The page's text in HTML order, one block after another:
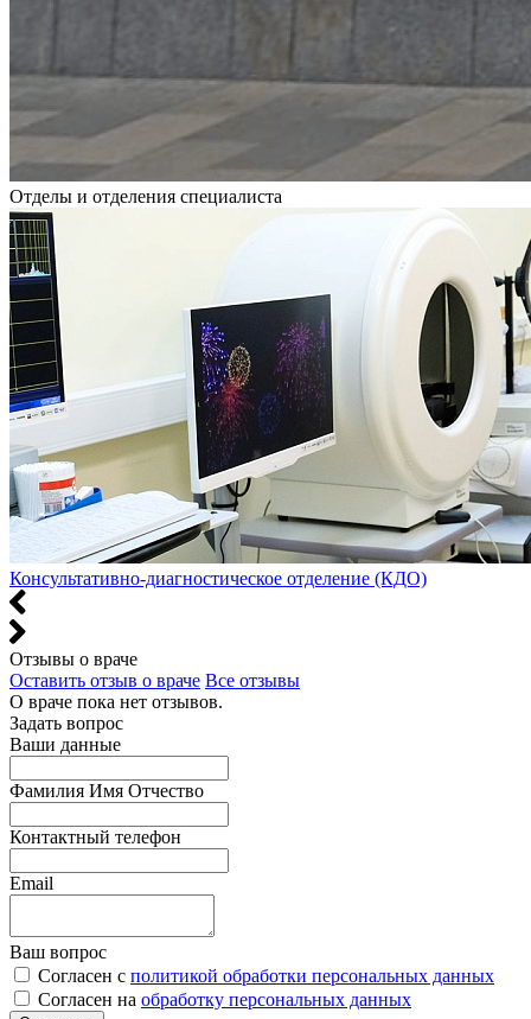
Отделы и отделения специалиста
Консультативно-диагностическое отделение (КДО)
Отзывы о враче
Оставить отзыв о враче Все отзывы
О враче пока нет отзывов.
Задать вопрос
Ваши данные
Фамилия Имя Отчество
Контактный телефон
Email
Ваш вопрос
Согласен с политикой обработки персональных данных
Согласен на обработку персональных данных